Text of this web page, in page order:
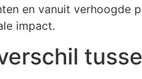
en vanuit verhoogde
impact.